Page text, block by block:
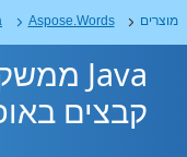
מוצרים Aspose.Words
קבצים